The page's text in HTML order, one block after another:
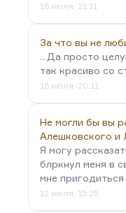
16 июля, 21:11
За что вы не
...Да просто
так красиво со
16 июля, 20:11
Не могли бы вы
Алешковского и
Я могу
блркнул меня в
мне
12 июля, 15:25